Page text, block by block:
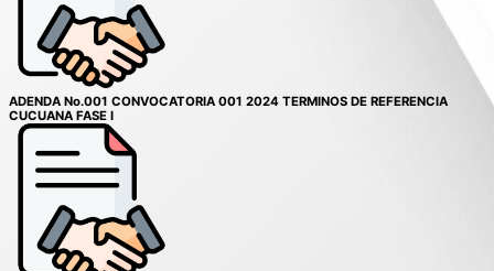
ADENDA No.001 CONVOCATORIA 001 2024 TERMINOS DE REFERENCIA
CUCUANA FASE I